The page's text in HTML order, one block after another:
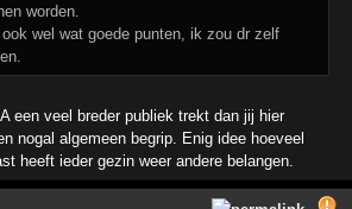
worden.
wel wat goede punten, ik zou dr zelf
een veel breder publiek trekt dan jij hier
nogal algemeen begrip. Enig idee hoeveel
heeft ieder gezin weer andere belangen.